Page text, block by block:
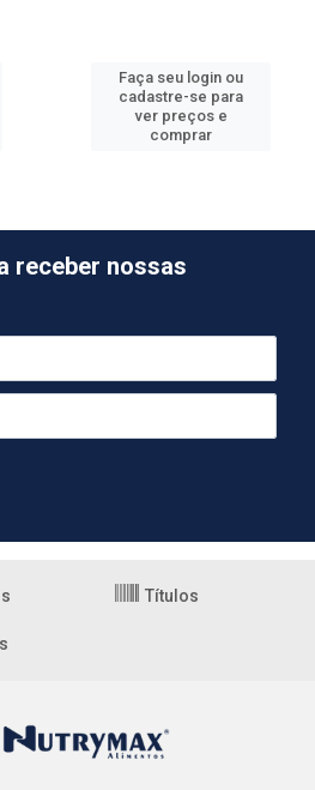
Faça seu login ou
cadastre-se para
ver preços e
comprar
receber nossas
Títulos